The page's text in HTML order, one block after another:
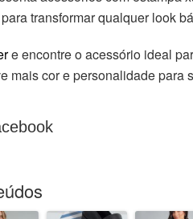
transformar qualquer look
e encontre o acessório ideal
mais cor e personalidade para